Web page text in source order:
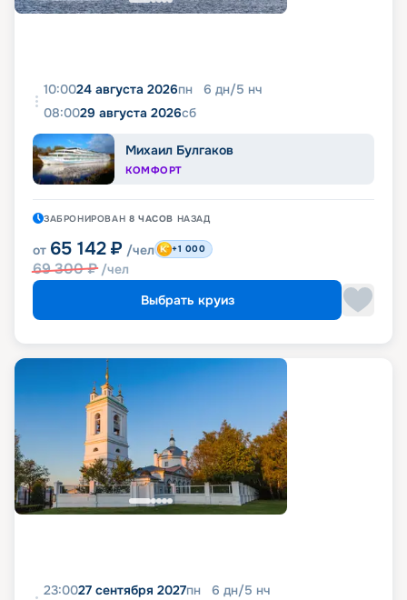
10:0024 августа 2026пн 6 дн/5 нч
08:0029 августа 2026сб
Михаил Булгаков
КОМФОРТ
ЗАБРОНИРОВАН 8 ЧАСОВ НАЗАД
от 65 142 ₽ /чел
69 300₽ /чел
+1 000
Выбрать круиз
23:0027 сентября 2027пн 6 дн/5 нч